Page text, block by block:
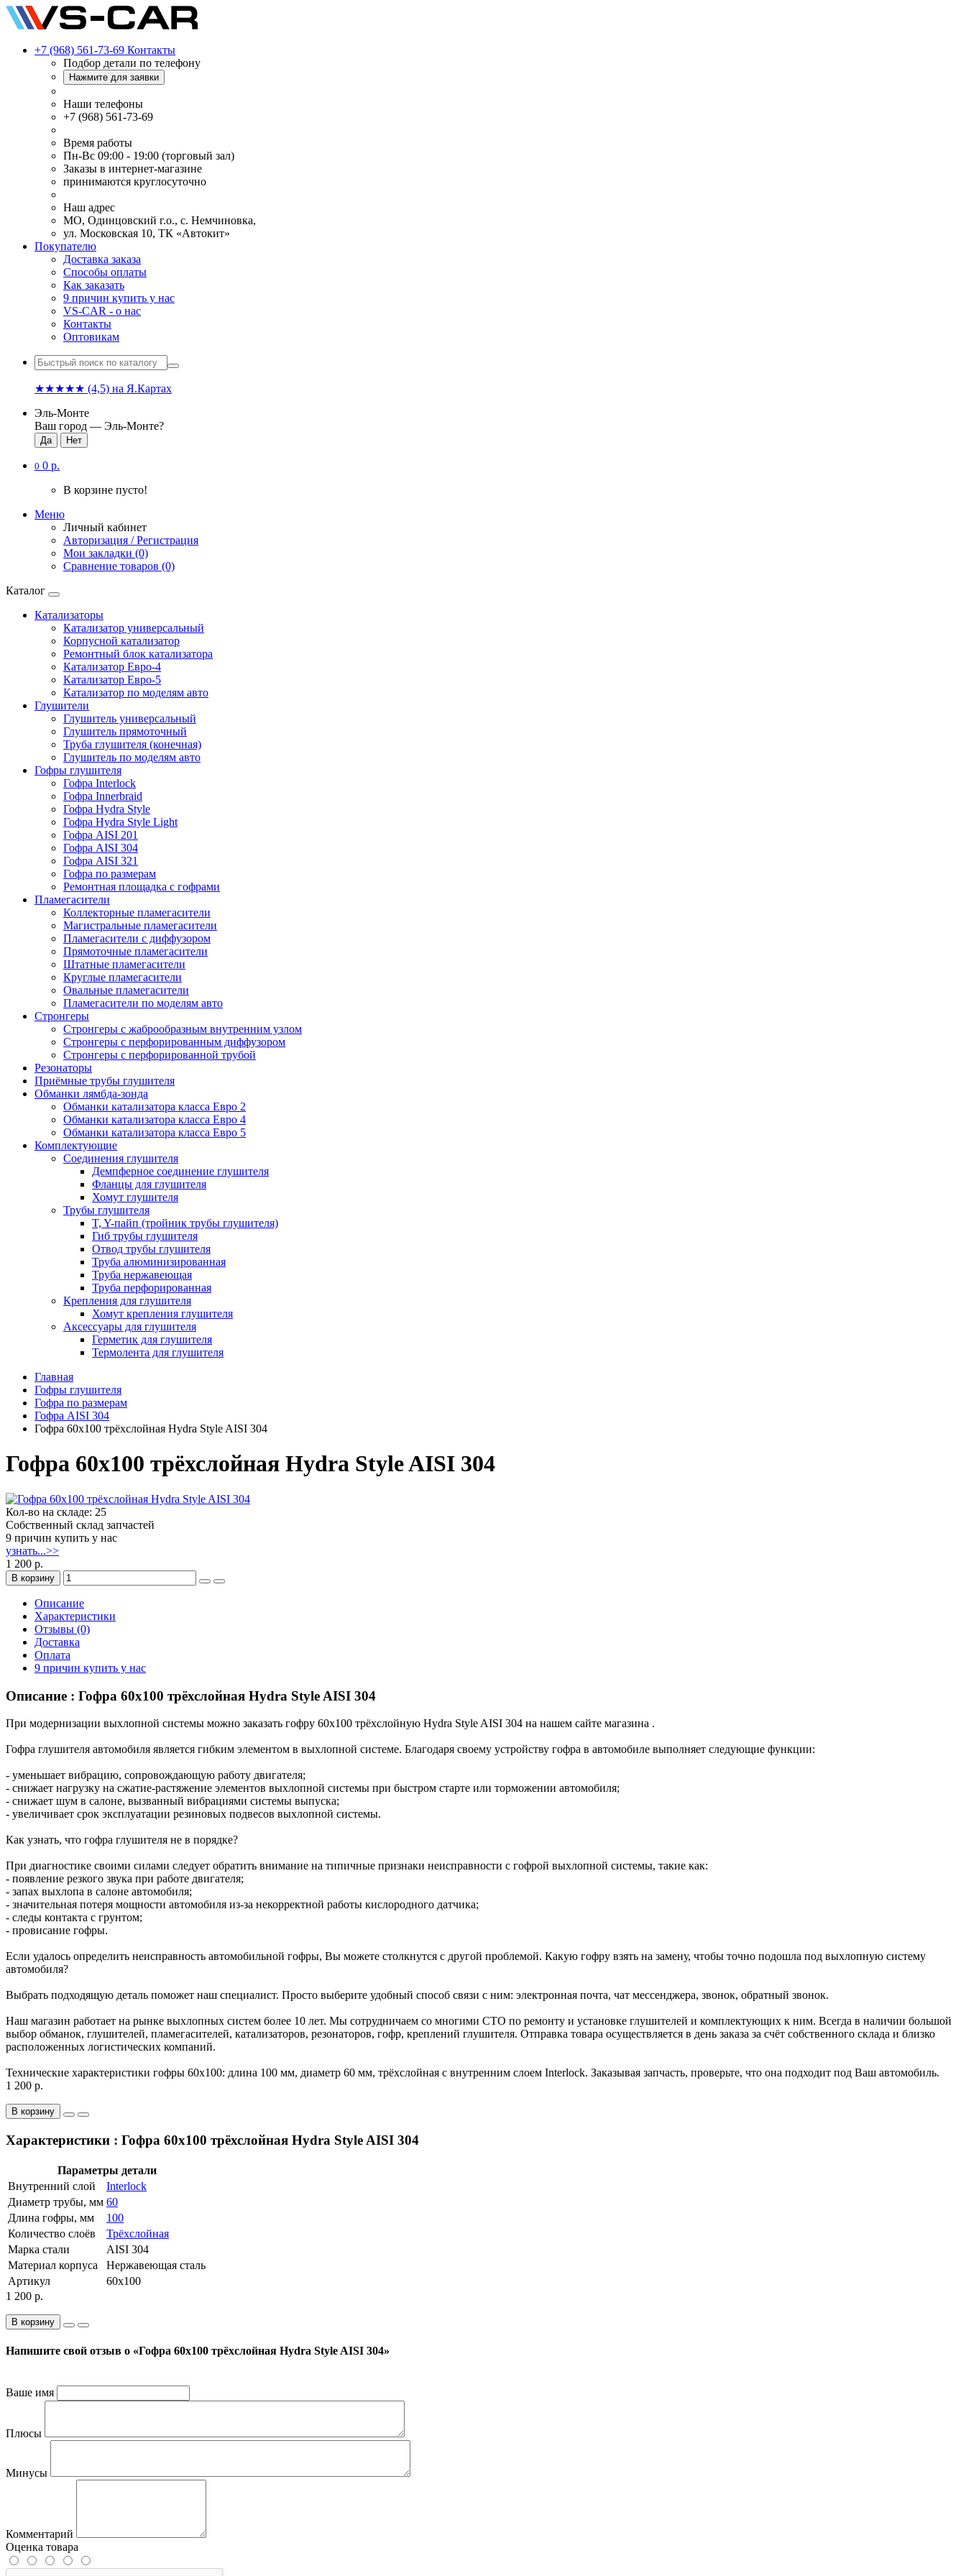
+7 (968) 561-73-69 Контакты
Подбор детали по телефону
Нажмите для заявки
Наши телефоны
+7 (968) 561-73-69
Время работы
Пн-Вс 09:00 - 19:00 (торговый зал)
Заказы в интернет-магазине
принимаются круглосуточно
Наш адрес
МО, Одинцовский г.о., с. Немчиновка,
ул. Московская 10, ТК «Автокит»
Покупателю
Доставка заказа
Способы оплаты
Как заказать
9 причин купить у нас
VS-CAR - о нас
Контакты
Оптовикам
★★★★★ (4,5) на Я.Картах
Эль-Монте
Ваш город — Эль-Монте?
0 0 р.
В корзине пусто!
Меню
Личный кабинет
Авторизация / Регистрация
Мои закладки (0)
Сравнение товаров (0)
Каталог
Катализаторы
Катализатор универсальный
Корпусной катализатор
Ремонтный блок катализатора
Катализатор Евро-4
Катализатор Евро-5
Катализатор по моделям авто
Глушители
Глушитель универсальный
Глушитель прямоточный
Труба глушителя (конечная)
Глушитель по моделям авто
Гофры глушителя
Гофра Interlock
Гофра Innerbraid
Гофра Hydra Style
Гофра Hydra Style Light
Гофра AISI 201
Гофра AISI 304
Гофра AISI 321
Гофра по размерам
Ремонтная площадка с гофрами
Пламегасители
Коллекторные пламегасители
Магистральные пламегасители
Пламегасители с диффузором
Прямоточные пламегасители
Штатные пламегасители
Круглые пламегасители
Овальные пламегасители
Пламегасители по моделям авто
Стронгеры
Стронгеры с жаброобразным внутренним узлом
Стронгеры с перфорированным диффузором
Стронгеры с перфорированной трубой
Резонаторы
Приёмные трубы глушителя
Обманки лямбда-зонда
Обманки катализатора класса Евро 2
Обманки катализатора класса Евро 4
Обманки катализатора класса Евро 5
Комплектующие
Соединения глушителя
Демпферное соединение глушителя
Фланцы для глушителя
Хомут глушителя
Трубы глушителя
T, Y-пайп (тройник трубы глушителя)
Гиб трубы глушителя
Отвод трубы глушителя
Труба алюминизированная
Труба нержавеющая
Труба перфорированная
Крепления для глушителя
Хомут крепления глушителя
Аксессуары для глушителя
Герметик для глушителя
Термолента для глушителя
Главная
Гофры глушителя
Гофра по размерам
Гофра AISI 304
Гофра 60x100 трёхслойная Hydra Style AISI 304
Гофра 60x100 трёхслойная Hydra Style AISI 304
Кол-во на складе: 25
Собственный склад запчастей
9 причин купить у нас
узнать...>>
1 200 р.
В корзину
Описание
Характеристики
Отзывы (0)
Доставка
Оплата
9 причин купить у нас
Описание : Гофра 60x100 трёхслойная Hydra Style AISI 304
При модернизации выхлопной системы можно заказать гофру 60x100 трёхслойную Hydra Style AISI 304 на нашем сайте магазина .
Гофра глушителя автомобиля является гибким элементом в выхлопной системе. Благодаря своему устройству гофра в автомобиле выполняет следующие функции:
- уменьшает вибрацию, сопровождающую работу двигателя;
- снижает нагрузку на сжатие-растяжение элементов выхлопной системы при быстром старте или торможении автомобиля;
- снижает шум в салоне, вызванный вибрациями системы выпуска;
- увеличивает срок эксплуатации резиновых подвесов выхлопной системы.
Как узнать, что гофра глушителя не в порядке?
При диагностике своими силами следует обратить внимание на типичные признаки неисправности с гофрой выхлопной системы, такие как:
- появление резкого звука при работе двигателя;
- запах выхлопа в салоне автомобиля;
- значительная потеря мощности автомобиля из-за некорректной работы кислородного датчика;
- следы контакта с грунтом;
- провисание гофры.
Если удалось определить неисправность автомобильной гофры, Вы можете столкнутся с другой проблемой. Какую гофру взять на замену, чтобы точно подошла под выхлопную систему
автомобиля?
Выбрать подходящую деталь поможет наш специалист. Просто выберите удобный способ связи с ним: электронная почта, чат мессенджера, звонок, обратный звонок.
Наш магазин работает на рынке выхлопных систем более 10 лет. Мы сотрудничаем со многими СТО по ремонту и установке глушителей и комплектующих к ним. Всегда в наличии большой
выбор обманок, глушителей, пламегасителей, катализаторов, резонаторов, гофр, креплений глушителя. Отправка товара осуществляется в день заказа за счёт собственного склада и близко
расположенных логистических компаний.
Технические характеристики гофры 60x100: длина 100 мм, диаметр 60 мм, трёхслойная с внутренним слоем Interlock. Заказывая запчасть, проверьте, что она подходит под Ваш автомобиль.
1 200 р.
В корзину
Характеристики : Гофра 60x100 трёхслойная Hydra Style AISI 304
Параметры детали
Внутренний слой
Interlock
Диаметр трубы, мм 60
Длина гофры, мм
100
Количество слоёв
Трёхслойная
Марка стали
AISI 304
Материал корпуса
Нержавеющая сталь
Артикул
60x100
1 200 р.
В корзину
Напишите свой отзыв о «Гофра 60x100 трёхслойная Hydra Style AISI 304»
Ваше имя
Плюсы
Минусы
Комментарий
Оценка товара